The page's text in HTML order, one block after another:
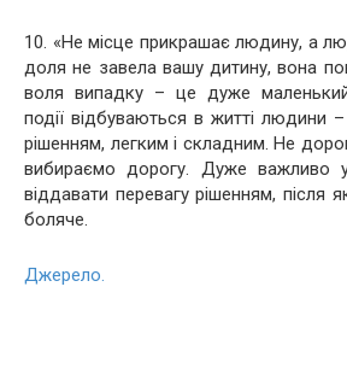
10. «Не місце прикрашає людину, а
доля не завела вашу дитину, вона
воля випадку – це дуже маленький
події відбуваються в житті людини
рішенням, легким і складним. Не
вибираємо дорогу. Дуже важливо
віддавати перевагу рішенням, після
боляче.
Джерело.